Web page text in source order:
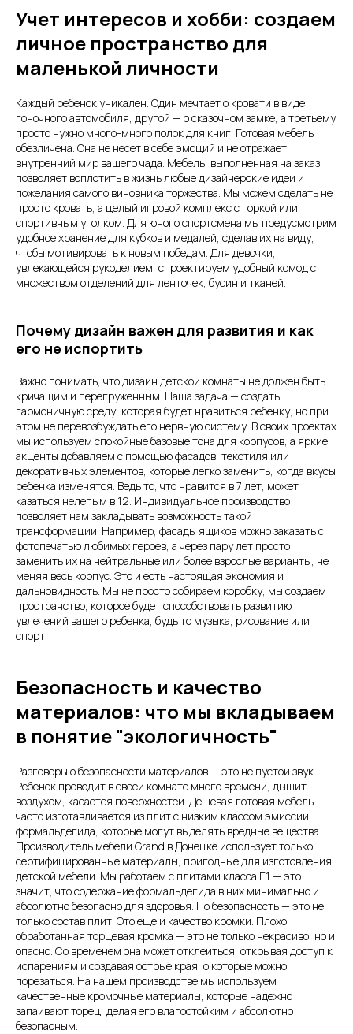
Учет интересов и хобби: создаем
личное пространство для
маленькой личности
Каждый ребенок уникален. Один мечтает о кровати в виде
гоночного автомобиля, другой — о сказочном замке, а третьему
просто нужно много-много полок для книг. Готовая мебель
обезличена. Она не несет в себе эмоций и не отражает
внутренний мир вашего чада. Мебель, выполненная на заказ,
позволяет воплотить в жизнь любые дизайнерские идеи и
пожелания самого виновника торжества. Мы можем сделать не
просто кровать, а целый игровой комплекс с горкой или
спортивным уголком. Для юного спортсмена мы предусмотрим
удобное хранение для кубков и медалей, сделав их на виду,
чтобы мотивировать к новым победам. Для девочки,
увлекающейся рукоделием, спроектируем удобный комод с
множеством отделений для ленточек, бусин и тканей.
Почему дизайн важен для развития и как
его не испортить
Важно понимать, что дизайн детской комнаты не должен быть
кричащим и перегруженным. Наша задача — создать
гармоничную среду, которая будет нравиться ребенку, но при
этом не перевозбуждать его нервную систему. В своих проектах
мы используем спокойные базовые тона для корпусов, а яркие
акценты добавляем с помощью фасадов, текстиля или
декоративных элементов, которые легко заменить, когда вкусы
ребенка изменятся. Ведь то, что нравится в 7 лет, может
казаться нелепым в 12. Индивидуальное производство
позволяет нам закладывать возможность такой
трансформации. Например, фасады ящиков можно заказать с
фотопечатью любимых героев, а через пару лет просто
заменить их на нейтральные или более взрослые варианты, не
меняя весь корпус. Это и есть настоящая экономия и
дальновидность. Мы не просто собираем коробку, мы создаем
пространство, которое будет способствовать развитию
увлечений вашего ребенка, будь то музыка, рисование или
спорт.
Безопасность и качество
материалов: что мы вкладываем
в понятие "экологичность"
Разговоры о безопасности материалов — это не пустой звук.
Ребенок проводит в своей комнате много времени, дышит
воздухом, касается поверхностей. Дешевая готовая мебель
часто изготавливается из плит с низким классом эмиссии
формальдегида, которые могут выделять вредные вещества.
Производитель мебели Grand в Донецке использует только
сертифицированные материалы, пригодные для изготовления
детской мебели. Мы работаем с плитами класса Е1 — это
значит, что содержание формальдегида в них минимально и
абсолютно безопасно для здоровья. Но безопасность — это не
только состав плит. Это еще и качество кромки. Плохо
обработанная торцевая кромка — это не только некрасиво, но и
опасно. Со временем она может отклеиться, открывая доступ к
испарениям и создавая острые края, о которые можно
порезаться. На нашем производстве мы используем
качественные кромочные материалы, которые надежно
запаивают торец, делая его влагостойким и абсолютно
безопасным.